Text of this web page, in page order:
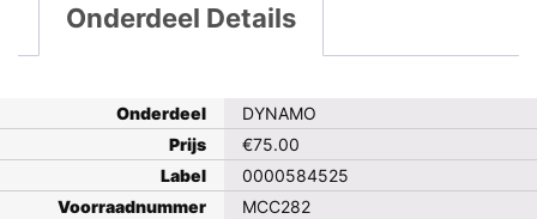
Onderdeel Details
Onderdeel
DYNAMO
Prijs
€75.00
Label
0000584525
Voorraadnummer
MCC282